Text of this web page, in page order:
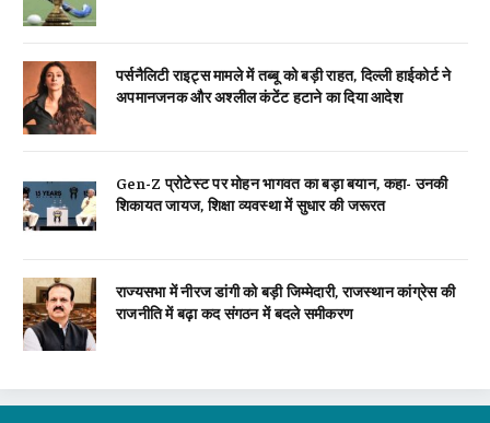
पर्सनैलिटी राइट्स मामले में तब्बू को बड़ी राहत, दिल्ली हाईकोर्ट ने
अपमानजनक और अश्लील कंटेंट हटाने का दिया आदेश
Gen-Z प्रोटेस्ट पर मोहन भागवत का बड़ा बयान, कहा- उनकी
शिकायत जायज, शिक्षा व्यवस्था में सुधार की जरूरत
राज्यसभा में नीरज डांगी को बड़ी जिम्मेदारी, राजस्थान कांग्रेस की
राजनीति में बढ़ा कद संगठन में बदले समीकरण